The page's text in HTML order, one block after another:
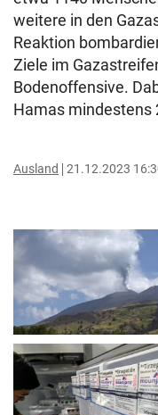
weitere in den
Reaktion
Ziele im
Bodenoffensive.
Hamas mindestens
Ausland 21.12.2023